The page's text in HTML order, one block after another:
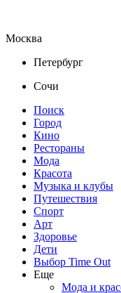
Москва
Петербург
Сочи
Поиск
Город
Кино
Рестораны
Мода
Красота
Музыка и клубы
Путешествия
Спорт
Арт
Здоровье
Дети
Выбор Time Out
Еще
Мода и